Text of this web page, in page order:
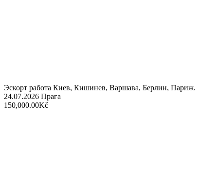
Эскорт работа Киев, Кишинев, Варшава, Берлин, Париж.
24.07.2026 Прага
150,000.00Kč